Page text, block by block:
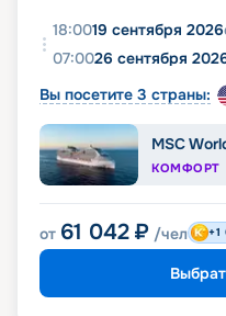
18:0019 сентября 2026
07:0026 сентября
Вы посетите 3 страны:
MSC
КОМФОРТ
от 61 042 ₽ /чел +1